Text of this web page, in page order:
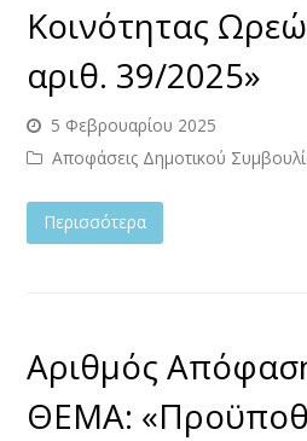
Κοινότητας
αριθ. 39/2025»
5 Φεβρουαρίου 2025
Αποφάσεις Δημοτικού
Περισσότερα
Αριθμός
ΘΕΜΑ: